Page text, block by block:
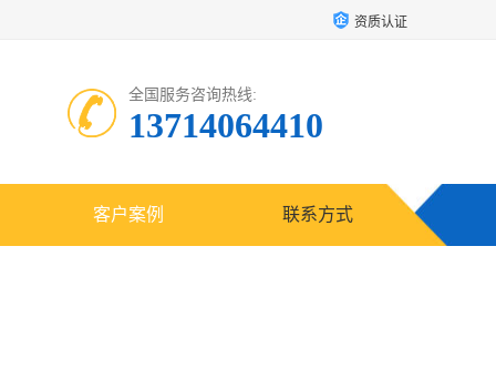
资质认证
全国服务咨询热线:
13714064410
客户案例 联系方式